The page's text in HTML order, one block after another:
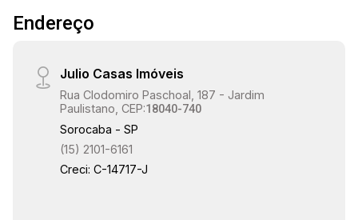
Endereço
Julio Casas Imóveis
Rua Clodomiro Paschoal, 187 - Jardim
Paulistano, CEP:18040-740
Sorocaba - SP
(15) 2101-6161
Creci: C-14717-J